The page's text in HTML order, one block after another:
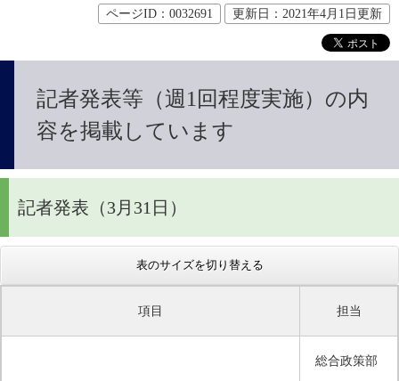
ページID：0032691 更新日：2021年4月1日更新
記者発表等（週1回程度実施）の内
容を掲載しています
記者発表（3月31日）
表のサイズを切り替える
項目 担当
総合政策部